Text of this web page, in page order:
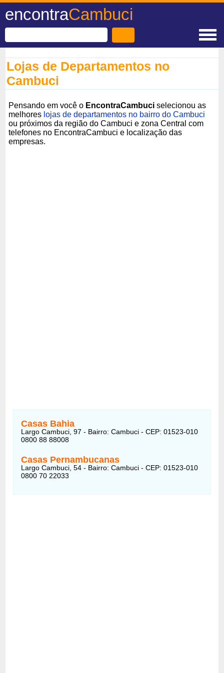
encontraCambuci
Lojas de Departamentos no
Cambuci
Pensando em você o EncontraCambuci selecionou as
melhores lojas de departamentos no bairro do Cambuci
ou próximos da região do Cambuci e zona Central com
telefones no EncontraCambuci e localização das
empresas.
Casas Bahia
Largo Cambuci, 97 - Bairro: Cambuci - CEP: 01523-010
0800 88 88008
Casas Pernambucanas
Largo Cambuci, 54 - Bairro: Cambuci - CEP: 01523-010
0800 70 22033